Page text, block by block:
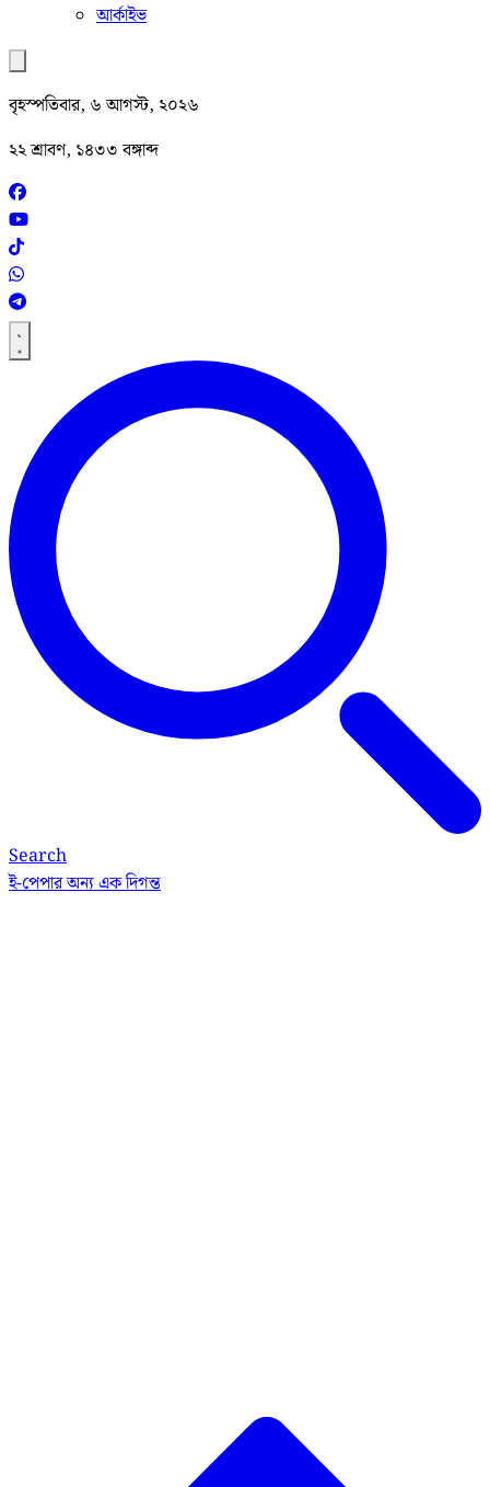
আর্কাইভ
বৃহস্পতিবার, ৬ আগস্ট, ২০২৬
২২ শ্রাবণ, ১৪৩৩ বঙ্গাব্দ
Search
ই-পেপারঅন্য এক দিগন্ত